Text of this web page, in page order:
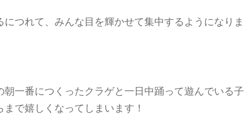
つれて、みんな目を輝かせて集中するようになりま
一番につくったクラゲと一日中踊って遊んでいる子
で嬉しくなってしまいます！